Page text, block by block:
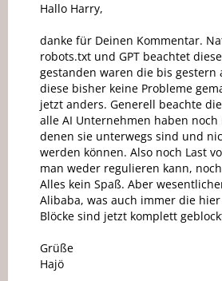
Hallo Harry,
danke für Deinen Kommentar.
robots.txt und GPT beachtet
gestanden waren die bis
diese bisher keine Probleme
jetzt anders. Generell beachte
alle AI Unternehmen haben noch
denen sie unterwegs sind und
werden können. Also noch Last
man weder regulieren kann,
Alles kein Spaß. Aber
Alibaba, was auch immer die
Blöcke sind jetzt komplett
Grüße
Hajö